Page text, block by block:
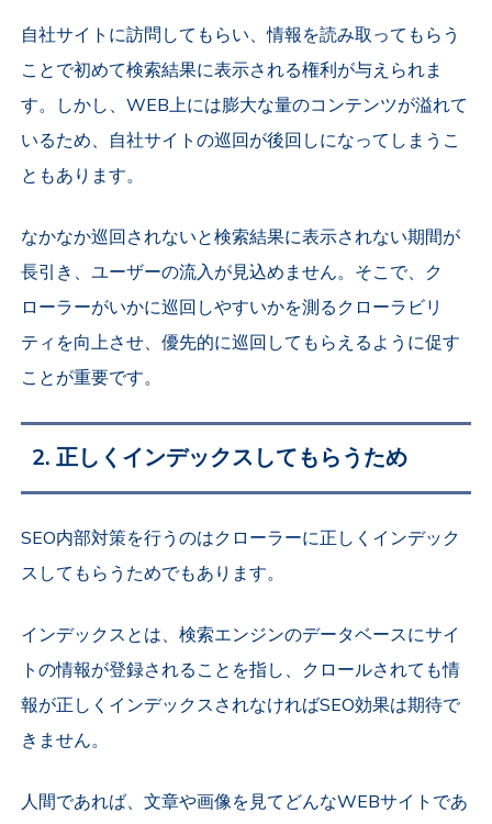
自社サイトに訪問してもらい、情報を読み取ってもらう
ことで初めて検索結果に表示される権利が与えられま
す。しかし、WEB上には膨大な量のコンテンツが溢れて
いるため、自社サイトの巡回が後回しになってしまうこ
ともあります。
なかなか巡回されないと検索結果に表示されない期間が
長引き、ユーザーの流入が見込めません。そこで、ク
ローラーがいかに巡回しやすいかを測るクローラビリ
ティを向上させ、優先的に巡回してもらえるように促す
ことが重要です。
2. 正しくインデックスしてもらうため
SEO内部対策を行うのはクローラーに正しくインデック
スしてもらうためでもあります。
インデックスとは、検索エンジンのデータベースにサイ
トの情報が登録されることを指し、クロールされても情
報が正しくインデックスされなければSEO効果は期待で
きません。
人間であれば、文章や画像を見てどんなWEBサイトであ